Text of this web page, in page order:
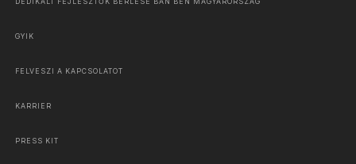
DEDIKÁLT FEJLESZTŐK BÉRLÉSE BAN BEN MAGYARORSZÁG
GYIK
FELVESZI A KAPCSOLATOT
KARRIER
PRESS KIT